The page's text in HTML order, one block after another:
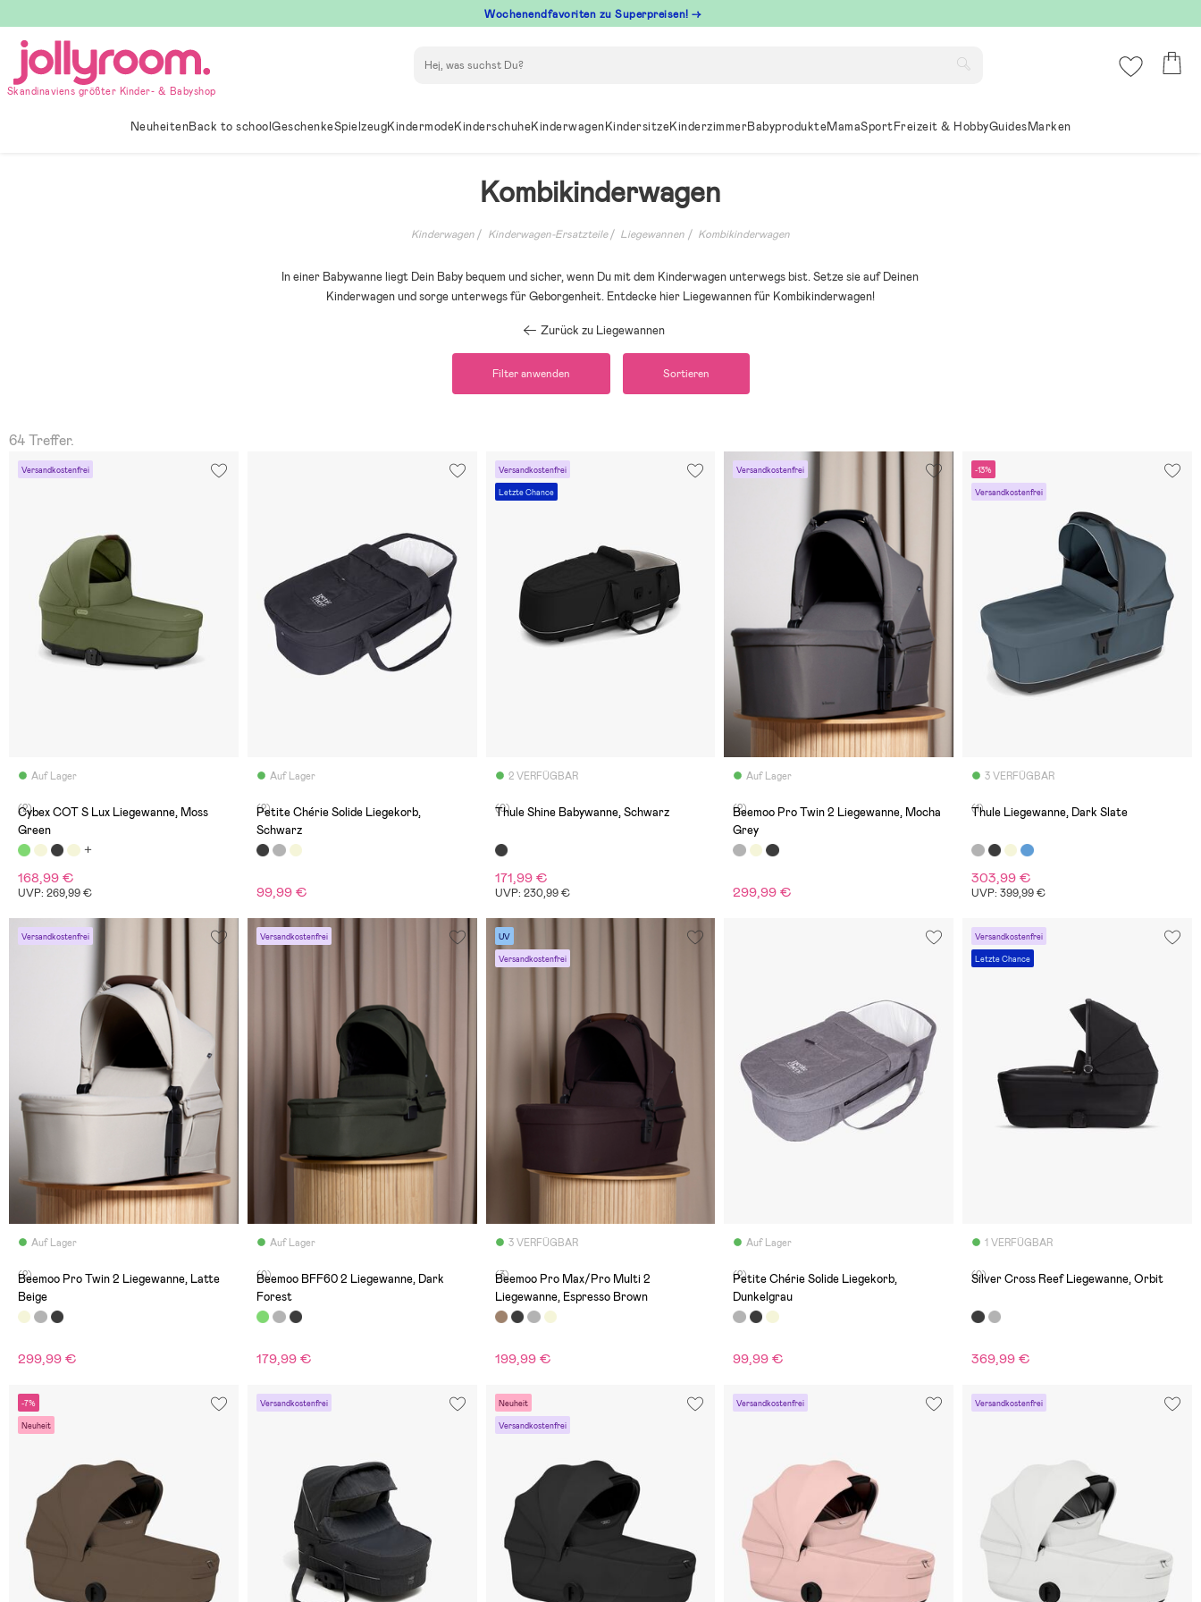
till
innehållet
Wochenendfavoriten zu Superpreisen! →
Skandinaviens größter Kinder- & Babyshop
NeuheitenBack to schoolGeschenkeSpielzeugKindermodeKinderschuheKinderwagenKindersitzeKinderzimmerBabyprodukteMamaSportFreizeit & HobbyGuidesMarken
Kombikinderwagen
Kinderwagen Kinderwagen-Ersatzteile Liegewannen Kombikinderwagen
In einer Babywanne liegt Dein Baby bequem und sicher, wenn Du mit dem Kinderwagen unterwegs bist. Setze sie auf Deinen
Kinderwagen und sorge unterwegs für Geborgenheit. Entdecke hier Liegewannen für Kombikinderwagen!
Zurück zu Liegewannen
Filter anwenden Sortieren
64 Treffer.
Versandkostenfrei
Auf Lager
(2)
Cybex COT S Lux Liegewanne, Moss
Green
168,99 €
UVP: 269,99 €
Auf Lager
(2)
Petite Chérie Solide Liegekorb,
Schwarz
99,99 €
Versandkostenfrei
Letzte Chance
2 VERFÜGBAR
(0)
Thule Shine Babywanne, Schwarz
171,99 €
UVP: 230,99 €
Versandkostenfrei
Auf Lager
(2)
Beemoo Pro Twin 2 Liegewanne, Mocha
Grey
299,99 €
-13%
Versandkostenfrei
3 VERFÜGBAR
(1)
Thule Liegewanne, Dark Slate
303,99 €
UVP: 399,99 €
Versandkostenfrei
Auf Lager
(2)
Beemoo Pro Twin 2 Liegewanne, Latte
Beige
299,99 €
Versandkostenfrei
Auf Lager
(0)
Beemoo BFF60 2 Liegewanne, Dark
Forest
179,99 €
UV
Versandkostenfrei
3 VERFÜGBAR
(3)
Beemoo Pro Max/Pro Multi 2
Liegewanne, Espresso Brown
199,99 €
Auf Lager
(2)
Petite Chérie Solide Liegekorb,
Dunkelgrau
99,99 €
Versandkostenfrei
Letzte Chance
1 VERFÜGBAR
(0)
Silver Cross Reef Liegewanne, Orbit
369,99 €
-7%
Neuheit
Versandkostenfrei Neuheit
Versandkostenfrei
Versandkostenfrei Versandkostenfrei